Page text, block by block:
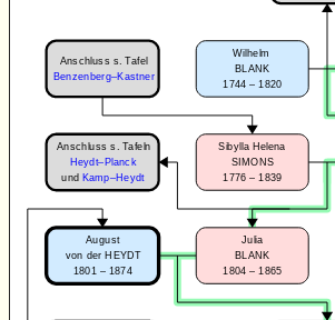
Sibylla Helena
SIMONS
1776 – 1839
Julia
BLANK
1804 – 1865
August
von der HEYDT
1801 – 1874
Wilhelm
BLANK
1744 – 1820
Anschluss s. Tafel
Benzenberg–Kastner
Anschluss s. Tafeln
Heydt–Planck
und Kamp–Heydt